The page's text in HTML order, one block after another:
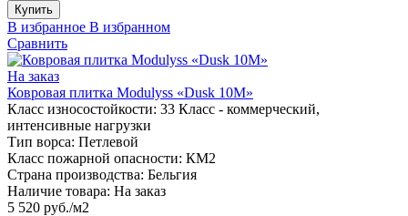
Купить
В избранное В избранном
Сравнить
На заказ
Ковровая плитка Modulyss «Dusk 10M»
Класс износостойкости: 33 Класс - коммерческий,
интенсивные нагрузки
Тип ворса: Петлевой
Класс пожарной опасности: КМ2
Страна производства: Бельгия
Наличие товара: На заказ
5 520 руб./м2